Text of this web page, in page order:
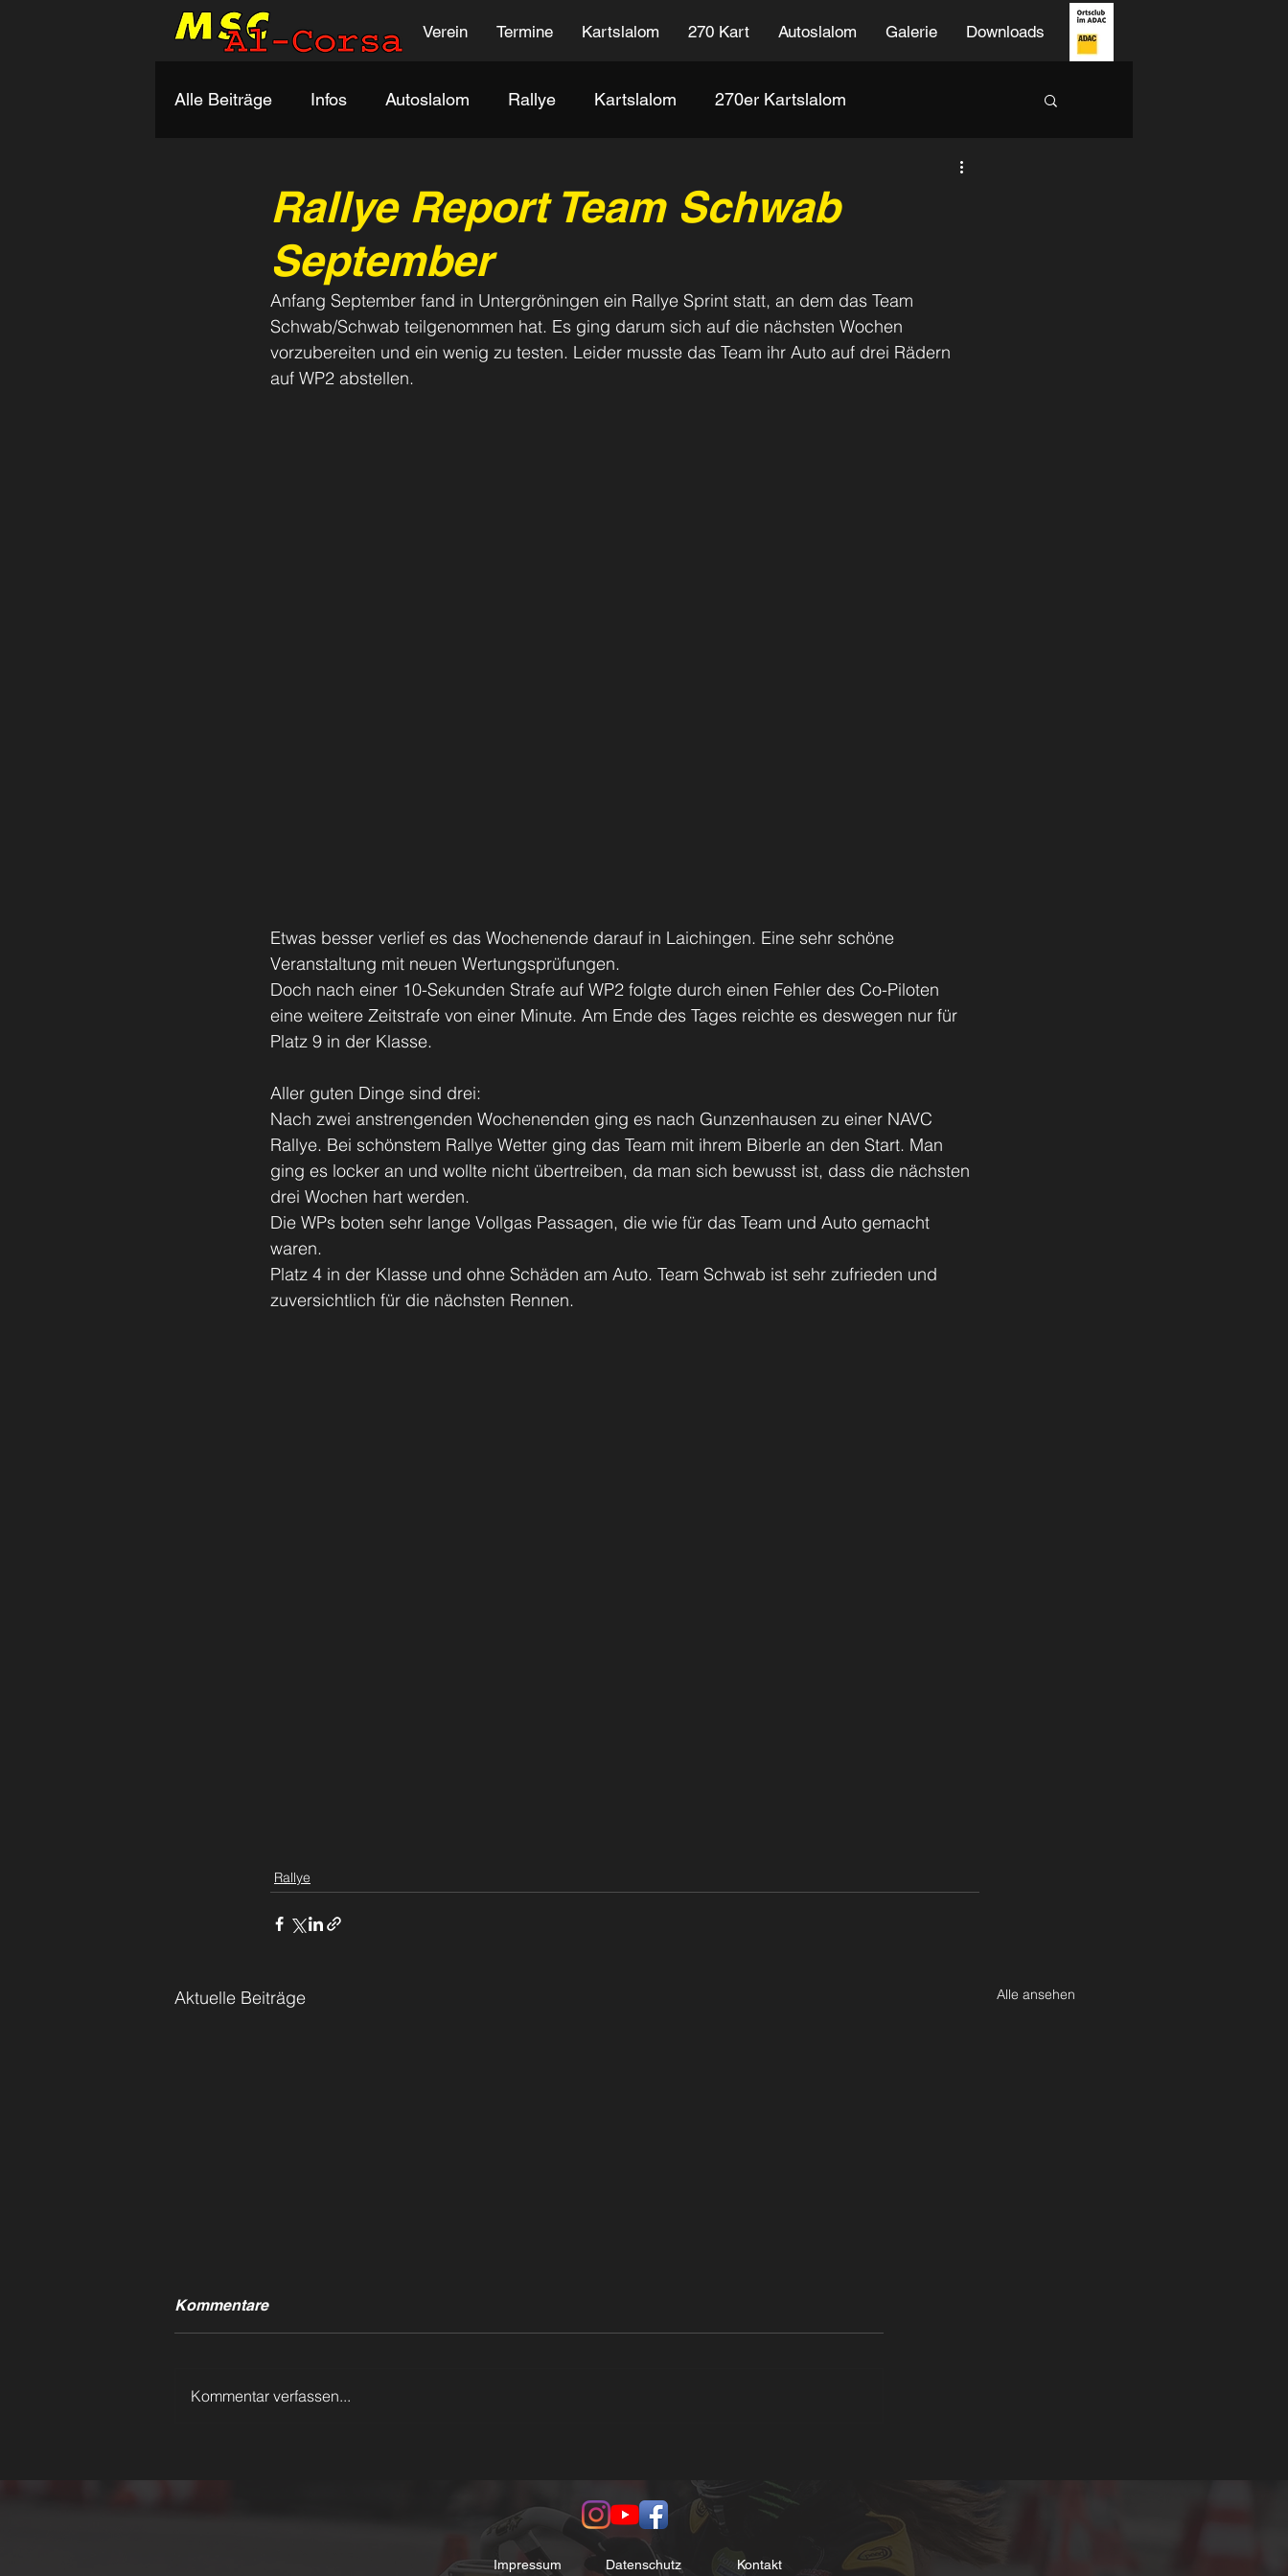
Verein Termine Kartslalom 270 Kart Autoslalom Galerie Downloads
Alle Beiträge Infos Autoslalom Rallye Kartslalom 270er Kartslalom
Rallye Report Team Schwab
September
Anfang September fand in Untergröningen ein Rallye Sprint statt, an dem das Team
Schwab/Schwab teilgenommen hat. Es ging darum sich auf die nächsten Wochen
vorzubereiten und ein wenig zu testen. Leider musste das Team ihr Auto auf drei Rädern
auf WP2 abstellen.
Etwas besser verlief es das Wochenende darauf in Laichingen. Eine sehr schöne
Veranstaltung mit neuen Wertungsprüfungen.
Doch nach einer 10-Sekunden Strafe auf WP2 folgte durch einen Fehler des Co-Piloten
eine weitere Zeitstrafe von einer Minute. Am Ende des Tages reichte es deswegen nur für
Platz 9 in der Klasse.
Aller guten Dinge sind drei:
Nach zwei anstrengenden Wochenenden ging es nach Gunzenhausen zu einer NAVC
Rallye. Bei schönstem Rallye Wetter ging das Team mit ihrem Biberle an den Start. Man
ging es locker an und wollte nicht übertreiben, da man sich bewusst ist, dass die nächsten
drei Wochen hart werden.
Die WPs boten sehr lange Vollgas Passagen, die wie für das Team und Auto gemacht
waren.
Platz 4 in der Klasse und ohne Schäden am Auto. Team Schwab ist sehr zufrieden und
zuversichtlich für die nächsten Rennen.
Rallye
Aktuelle Beiträge Alle ansehen
Kommentare
Kommentar verfassen...
Impressum Datenschutz Kontakt